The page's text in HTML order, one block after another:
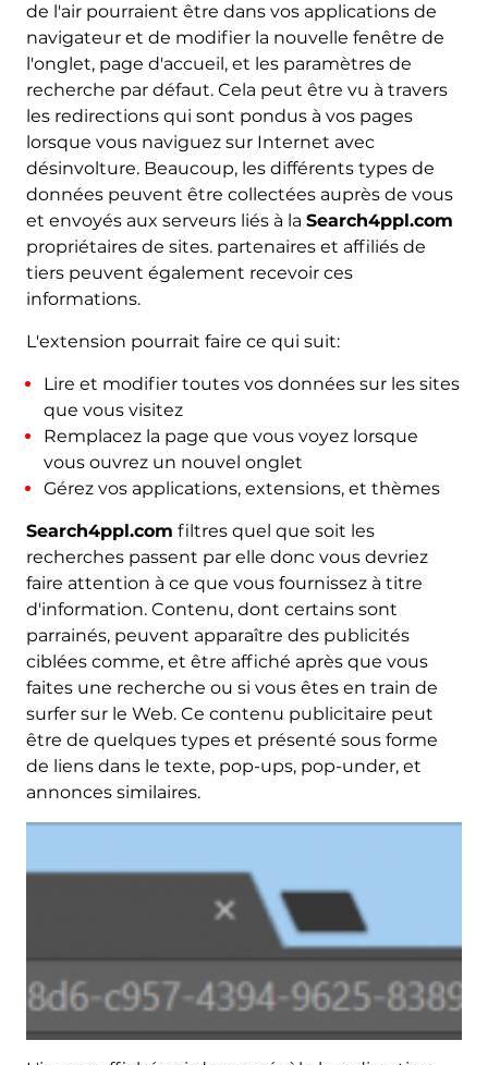
de l'air pourraient être dans vos applications de
navigateur et de modifier la nouvelle fenêtre de
l'onglet, page d'accueil, et les paramètres de
recherche par défaut. Cela peut être vu à travers
les redirections qui sont pondus à vos pages
lorsque vous naviguez sur Internet avec
désinvolture. Beaucoup, les différents types de
données peuvent être collectées auprès de vous
et envoyés aux serveurs liés à la Search4ppl.com
propriétaires de sites. partenaires et affiliés de
tiers peuvent également recevoir ces
informations.
L'extension pourrait faire ce qui suit:
Lire et modifier toutes vos données sur les sites
que vous visitez
Remplacez la page que vous voyez lorsque
vous ouvrez un nouvel onglet
Gérez vos applications, extensions, et thèmes
Search4ppl.com filtres quel que soit les
recherches passent par elle donc vous devriez
faire attention à ce que vous fournissez à titre
d'information. Contenu, dont certains sont
parrainés, peuvent apparaître des publicités
ciblées comme, et être affiché après que vous
faites une recherche ou si vous êtes en train de
surfer sur le Web. Ce contenu publicitaire peut
être de quelques types et présenté sous forme
de liens dans le texte, pop-ups, pop-under, et
annonces similaires.